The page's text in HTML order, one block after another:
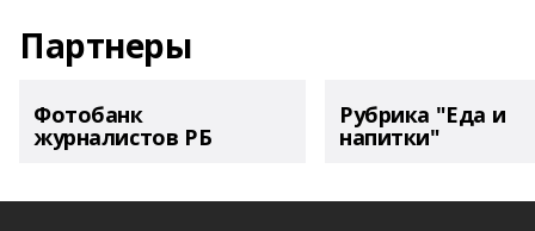
Партнеры
Фотобанк
журналистов РБ
Рубрика "Еда и
напитки"